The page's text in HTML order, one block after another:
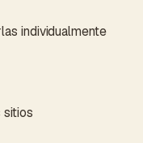
individualmente
sitios